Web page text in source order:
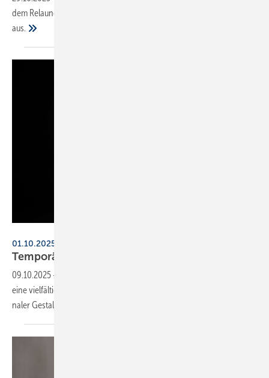
dem Relaunch der Design­linie Derby V3 richtet sich Vigour neu
aus.
01.10.2025 bis 31.12.2025, Stilwerk Hamburg
Temporärer Duravit-Showroom in
09.10.2025 -
eine viel­fältige Auswahl an Neu­heiten und Design­klassi­kern inter­na­tio­
nalerGestalter.